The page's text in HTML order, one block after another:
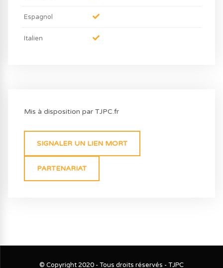
Espagnol
Italien
Mis à disposition par TJPC.fr
SIGNALER UN LIEN MORT
PARTENARIAT
© Copyright 2020 - Tous droits réservés - TJPC